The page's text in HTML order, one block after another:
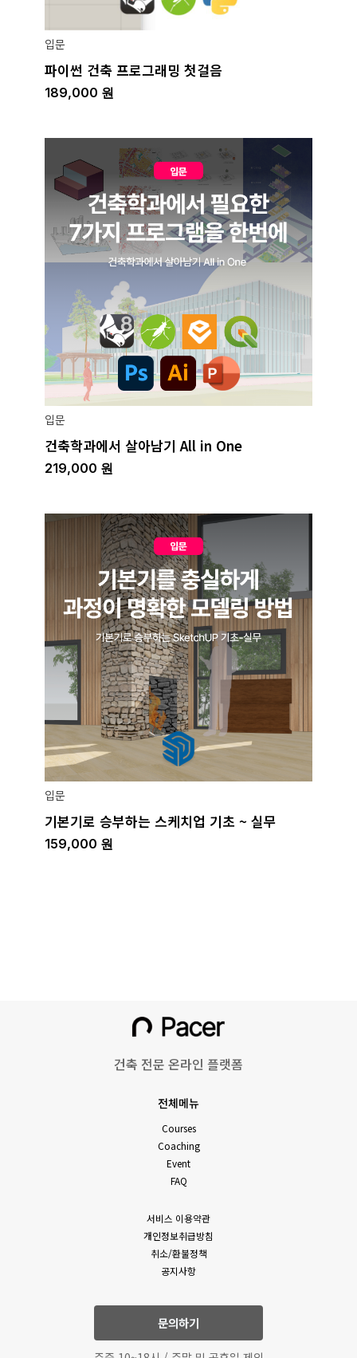
입문
파이썬 건축 프로그래밍 첫걸음
189,000 원
입문
건축학과에서 살아남기 All in One
219,000 원
입문
기본기로 승부하는 스케치업 기초 ~ 실무
159,000 원
건축 전문 온라인 플랫폼
전체메뉴
Courses
Coaching
Event
FAQ
서비스 이용약관
개인정보취급방침
취소/환불정책
공지사항
문의하기